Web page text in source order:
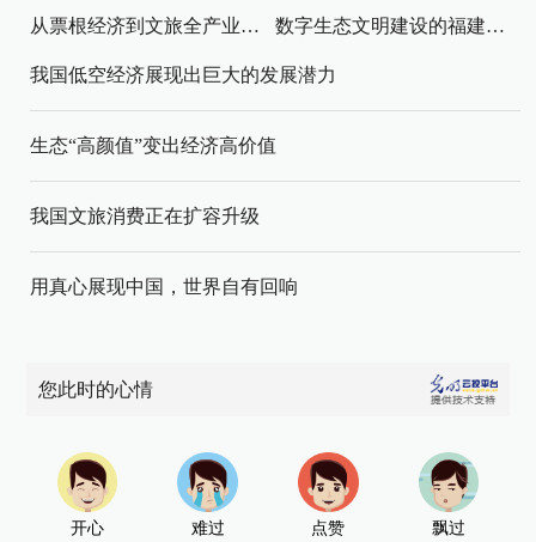
从票根经济到文旅全产业链升级 数字生态文明建设的福建路径与启示
我国低空经济展现出巨大的发展潜力
生态“高颜值”变出经济高价值
我国文旅消费正在扩容升级
用真心展现中国，世界自有回响
您此时的心情
开心 难过 点赞 飘过